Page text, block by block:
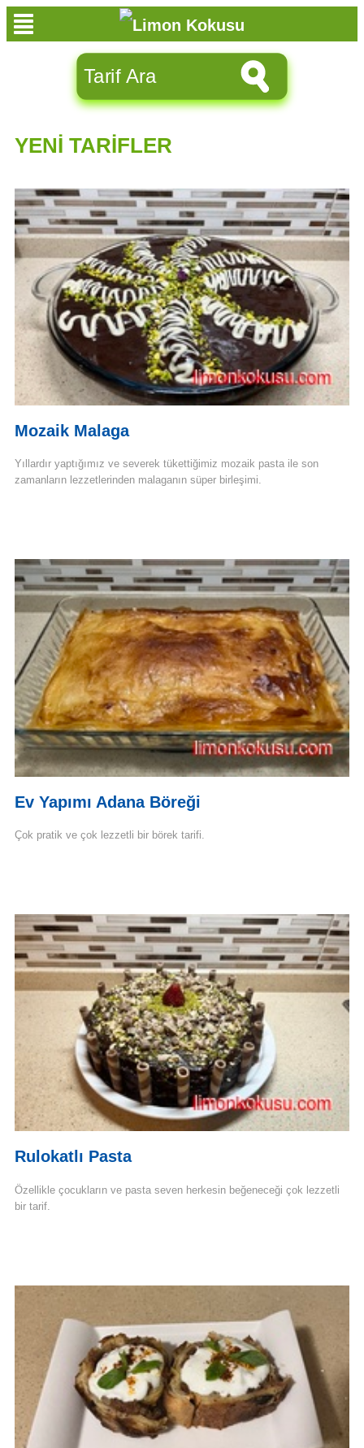
YENİ TARİFLER
Mozaik Malaga
Yıllardır yaptığımız ve severek tükettiğimiz mozaik pasta ile son
zamanların lezzetlerinden malaganın süper birleşimi.
Ev Yapımı Adana Böreği
Çok pratik ve çok lezzetli bir börek tarifi.
Rulokatlı Pasta
Özellikle çocukların ve pasta seven herkesin beğeneceği çok lezzetli
bir tarif.